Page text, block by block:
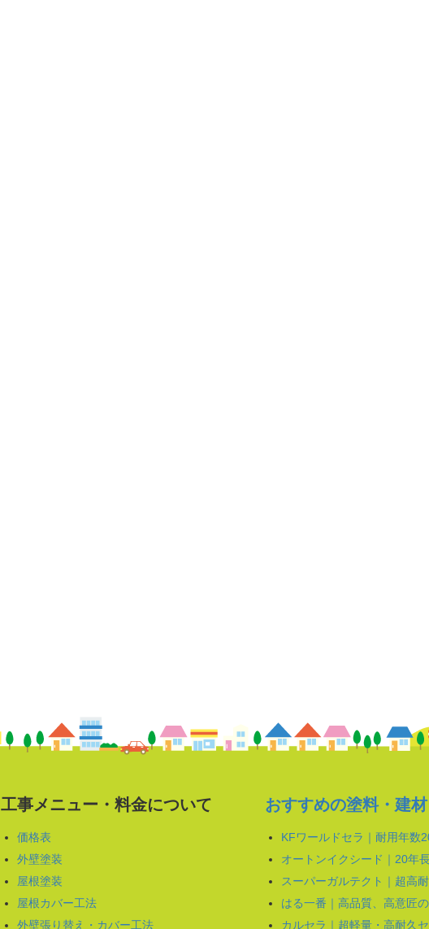
工事メニュー・料金について
価格表
外壁塗装
屋根塗装
屋根カバー工法
外壁張り替え・カバー工法
おすすめの塗料・建材
KFワールドセラ｜耐用年数
オートンイクシード｜20年
スーパーガルテクト｜超高
はる一番｜高品質、高意匠
カルセラ｜超軽量・高耐久